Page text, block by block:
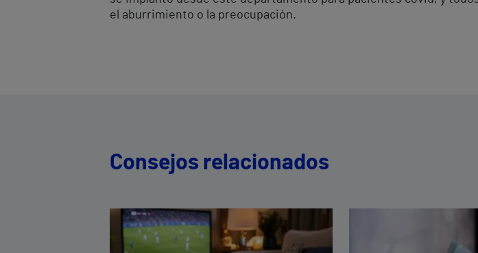
el aburrimiento o la preocupación.
Consejos relacionados